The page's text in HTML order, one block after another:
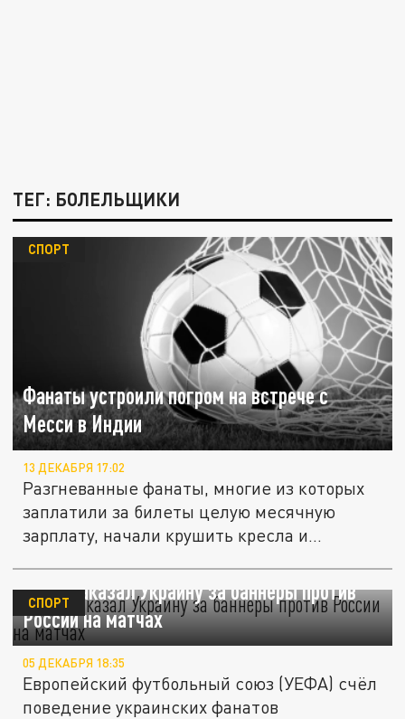
ТЕГ: БОЛЕЛЬЩИКИ
Фанаты устроили погром на встрече с
Месси в Индии
СПОРТ
13 ДЕКАБРЯ 17:02
Разгневанные фанаты, многие из которых
заплатили за билеты целую месячную
зарплату, начали крушить кресла и...
УЕФА наказал Украину за баннеры против
России на матчах
СПОРТ
05 ДЕКАБРЯ 18:35
Европейский футбольный союз (УЕФА) счёл
поведение украинских фанатов